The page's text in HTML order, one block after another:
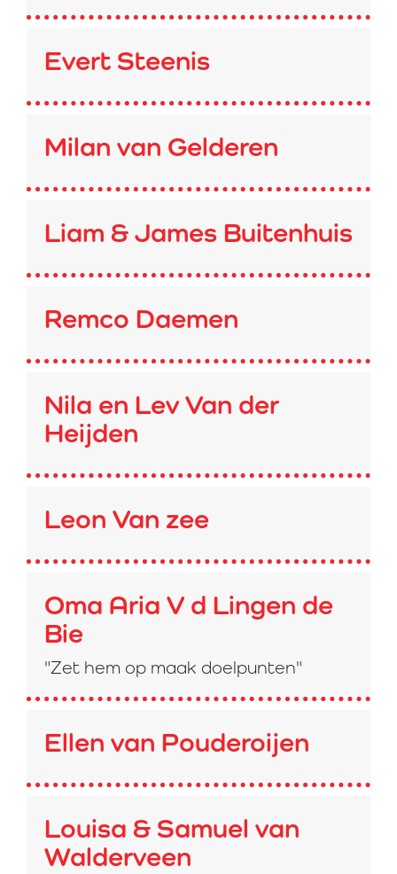
Evert Steenis
Milan van Gelderen
Liam & James Buitenhuis
Remco Daemen
Nila en Lev Van der
Heijden
Leon Van zee
Oma Aria V d Lingen de
Bie
"Zet hem op maak doelpunten"
Ellen van Pouderoijen
Louisa & Samuel van
Walderveen